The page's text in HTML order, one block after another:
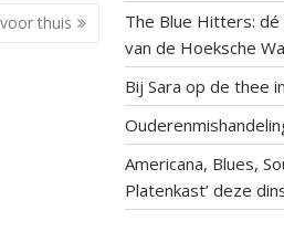
thuis
The Blue Hitters:
van de Hoeksche
Bij Sara op de thee
Americana, Blues,
Platenkast’ deze